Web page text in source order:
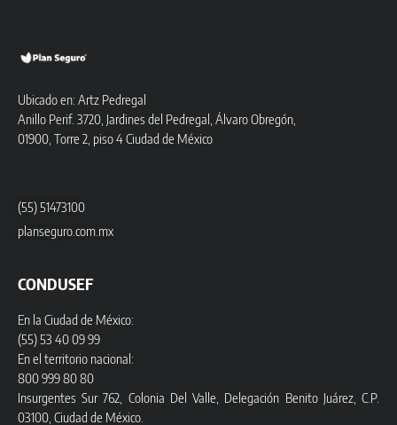
Ubicado en: Artz Pedregal
Anillo Perif. 3720, Jardines del Pedregal, Álvaro Obregón,
01900, Torre 2, piso 4 Ciudad de México
(55) 51473100
planseguro.com.mx
CONDUSEF
En la Ciudad de México:
(55) 53 40 09 99
En el territorio nacional:
800 999 80 80
Insurgentes Sur 762, Colonia Del Valle, Delegación Benito Juárez, C.P.
03100, Ciudad de México.